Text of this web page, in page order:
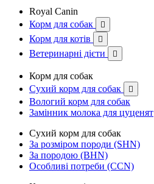
Royal Canin
Корм для собак

Корм для котів 
Ветеринарні дієти 
Корм для собак
Сухий корм для собак

Вологий корм для собак
Замінник молока для цуценят
Сухий корм для собак
За розміром породи (SHN)
За породою (BHN)
Особливі потреби (CCN)